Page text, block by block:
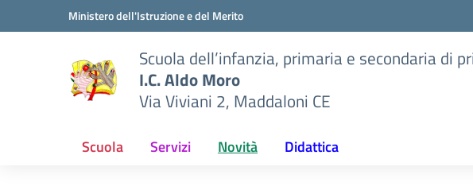
Vai ai contenuti
Vai al menu di navigazioneMinistero dell'Istruzione e del Merito
Scuola dell’infanzia, primaria e secondaria di
I.C. Aldo Moro
Via Viviani 2, Maddaloni CE
Scuola Servizi Novità Didattica